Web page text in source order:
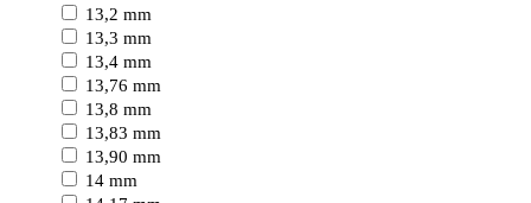
13,2 mm
13,3 mm
13,4 mm
13,76 mm
13,8 mm
13,83 mm
13,90 mm
14 mm